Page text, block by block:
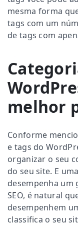
mesma forma
tags com um
de tags com
melhor
Conforme
e tags do
organizar o seu
do seu site. E
desempenha um
SEO, é natural
desempenhem
classifica o seu